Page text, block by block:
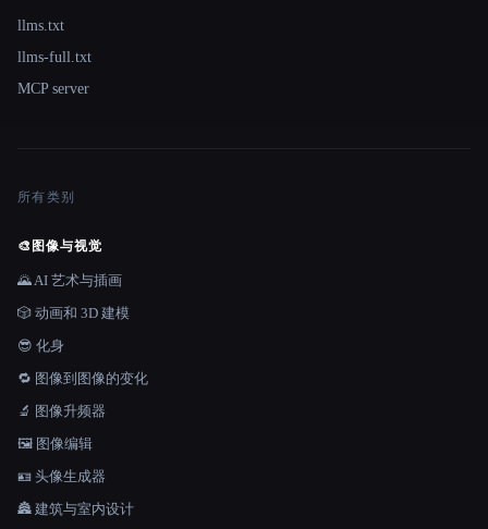
llms.txt
llms-full.txt
MCP server
所有类别
🎨 图像与视觉
🌄 AI 艺术与插画
🎲 动画和 3D 建模
😎 化身
🔁 图像到图像的变化
🔬 图像升频器
🖼️ 图像编辑
🪪 头像生成器
🏯 建筑与室内设计